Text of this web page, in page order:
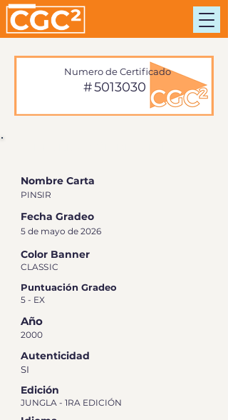
5013030
Numero de Certificado
#
Nombre Carta
PINSIR
Fecha Gradeo
5 de mayo de 2026
Color Banner
CLASSIC
Puntuación Gradeo
5 - EX
Año
2000
Autenticidad
SI
Edición
JUNGLA - 1RA EDICIÓN